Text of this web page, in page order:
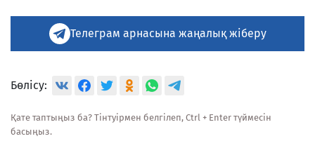
Телеграм арнасына жаңалық жіберу
Бөлісу:
Қате таптыңыз ба? Тінтуірмен белгілеп, Ctrl + Enter түймесін
басыңыз.